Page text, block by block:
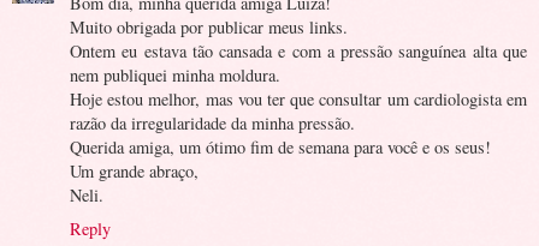
Muito obrigada por publicar meus links.
Ontem eu estava tão cansada e com a pressão sanguínea alta que
nem publiquei minha moldura.
Hoje estou melhor, mas vou ter que consultar um cardiologista em
razão da irregularidade da minha pressão.
Querida amiga, um ótimo fim de semana para você e os seus!
Um grande abraço,
Neli.
Reply